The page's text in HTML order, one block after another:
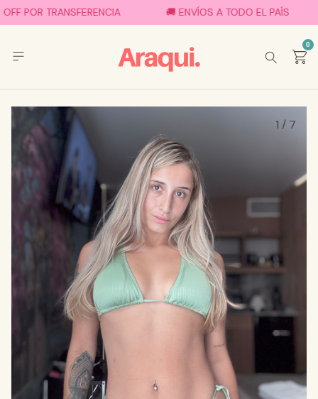
POR TRANSFERENCIA 🚚 ENVÍOS A TODO EL PAÍS
0
1 / 7